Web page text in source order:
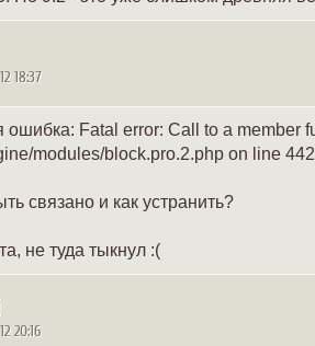
18:37
ошибка: Fatal error: Call to a member
modules/block.pro.2.php on line 442
связано и как устранить?
не туда тыкнул :(
20:16